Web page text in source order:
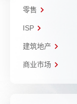
零售
ISP
建筑地产
商业市场